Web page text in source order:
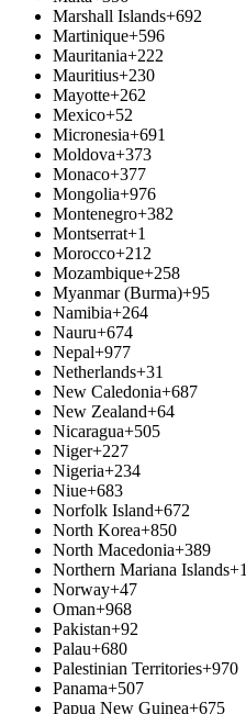
Marshall Islands+692
Martinique+596
Mauritania+222
Mauritius+230
Mayotte+262
Mexico+52
Micronesia+691
Moldova+373
Monaco+377
Mongolia+976
Montenegro+382
Montserrat+1
Morocco+212
Mozambique+258
Myanmar (Burma)+95
Namibia+264
Nauru+674
Nepal+977
Netherlands+31
New Caledonia+687
New Zealand+64
Nicaragua+505
Niger+227
Nigeria+234
Niue+683
Norfolk Island+672
North Korea+850
North Macedonia+389
Northern Mariana Islands+1
Norway+47
Oman+968
Pakistan+92
Palau+680
Palestinian Territories+970
Panama+507
Papua New Guinea+675